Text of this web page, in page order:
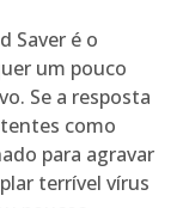
Saver é o
um pouco
Se a resposta
como
para agravar
terrível vírus